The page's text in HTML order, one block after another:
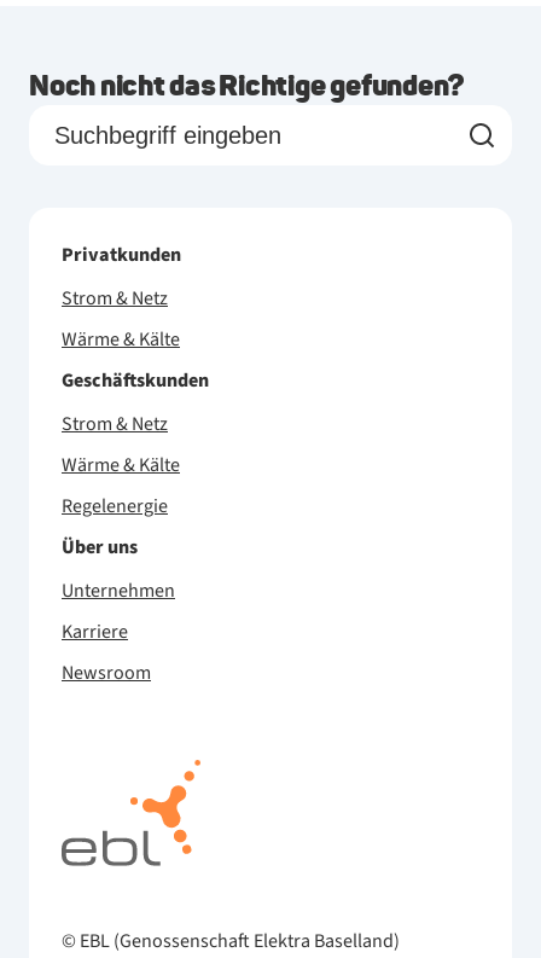
Noch nicht das Richtige gefunden?
Privatkunden
Strom & Netz
Wärme & Kälte
Geschäftskunden
Strom & Netz
Wärme & Kälte
Regelenergie
Über uns
Unternehmen
Karriere
Newsroom
© EBL (Genossenschaft Elektra Baselland)